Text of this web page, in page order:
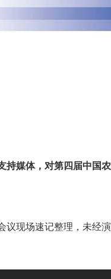
持媒体，对第四届中
议现场速记整理，未